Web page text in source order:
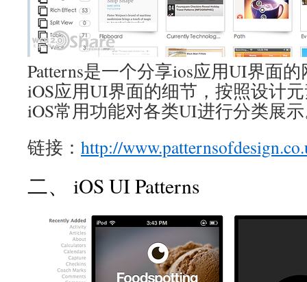
Patterns是一个分享ios应用UI界面
iOS应用UI界面的细节，按照设计
iOS常用功能对各类UI进行分类展
链接： http://
二、 iOS UI Patterns